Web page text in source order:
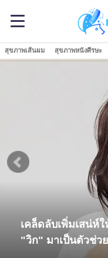
สุขภาพเส้นผม สุขภาพหนังศีรษะ
เคล็ดลับเพิ่มเสน่ห์
"วิก" มาเป็นตัวช่ว